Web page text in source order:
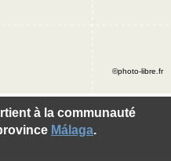
à la communauté
Málaga.
©photo-libre.fr